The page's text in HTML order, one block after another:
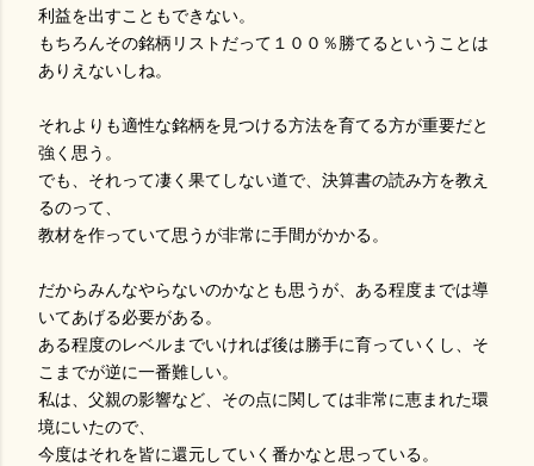
利益を出すこともできない。
もちろんその銘柄リストだって１００％勝てるということは
ありえないしね。
それよりも適性な銘柄を見つける方法を育てる方が重要だと
強く思う。
でも、それって凄く果てしない道で、決算書の読み方を教え
るのって、
教材を作っていて思うが非常に手間がかかる。
だからみんなやらないのかなとも思うが、ある程度までは導
いてあげる必要がある。
ある程度のレベルまでいければ後は勝手に育っていくし、そ
こまでが逆に一番難しい。
私は、父親の影響など、その点に関しては非常に恵まれた環
境にいたので、
今度はそれを皆に還元していく番かなと思っている。